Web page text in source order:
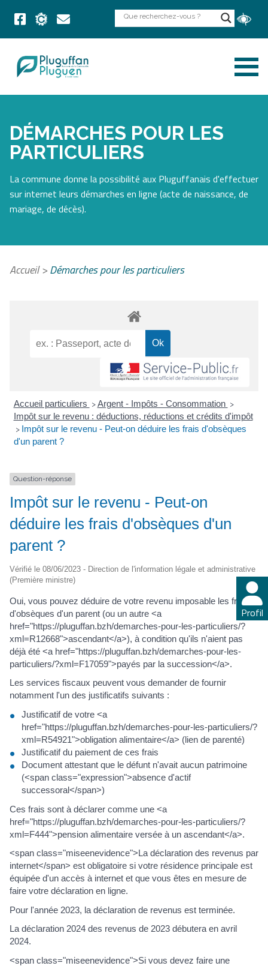
DÉMARCHES POUR LES
PARTICULIERS
La commune donne la possibilité aux Pluguffanais d'effectuer
sur internet leurs démarches en ligne (acte de naissance, de
mariage, de décès).
Profil
Accueil>Démarches pour les particuliers
Accueil particuliers > Argent - Impôts - Consommation >
Impôt sur le revenu : déductions, réductions et crédits d'impôt
> Impôt sur le revenu - Peut-on déduire les frais d'obsèques
d'un parent ?
Question-réponse
Impôt sur le revenu - Peut-on
déduire les frais d'obsèques d'un
parent ?
Vérifié le 08/06/2023 - Direction de l'information légale et administrative
(Première ministre)
Oui, vous pouvez déduire de votre revenu imposable les frais
d'obsèques d'un parent (ou un autre <a
href="https://pluguffan.bzh/demarches-pour-les-particuliers/?
xml=R12668">ascendant</a>), à condition qu'ils n'aient pas
déjà été <a href="https://pluguffan.bzh/demarches-pour-les-
particuliers/?xml=F17059">payés par la succession</a>.
Les services fiscaux peuvent vous demander de fournir
notamment l'un des justificatifs suivants :
Justificatif de votre <a
href="https://pluguffan.bzh/demarches-pour-les-particuliers/?
xml=R54921">obligation alimentaire</a> (lien de parenté)
Justificatif du paiement de ces frais
Document attestant que le défunt n'avait aucun patrimoine
(<span class="expression">absence d'actif
successoral</span>)
Ces frais sont à déclarer comme une <a
href="https://pluguffan.bzh/demarches-pour-les-particuliers/?
xml=F444">pension alimentaire versée à un ascendant</a>.
<span class="miseenevidence">La déclaration des revenus par
internet</span> est obligatoire si votre résidence principale est
équipée d'un accès à internet et que vous êtes en mesure de
faire votre déclaration en ligne.
Pour l'année 2023, la déclaration de revenus est terminée.
La déclaration 2024 des revenus de 2023 débutera en avril
2024.
<span class="miseenevidence">Si vous devez faire une